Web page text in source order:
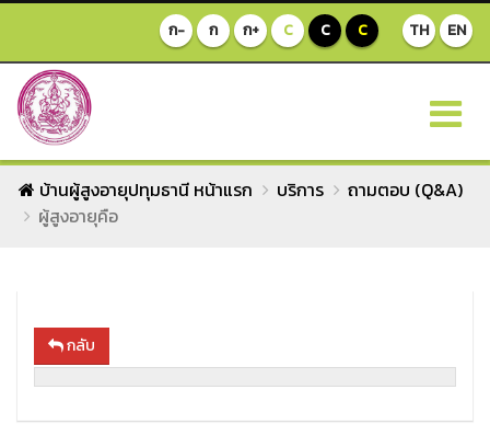
TH EN
ก- ก ก+ C C C
บ้านผู้สูงอายุปทุมธานี หน้าแรก บริการ
ถามตอบ (Q&A)
ผู้สูงอายุคือ
กลับ